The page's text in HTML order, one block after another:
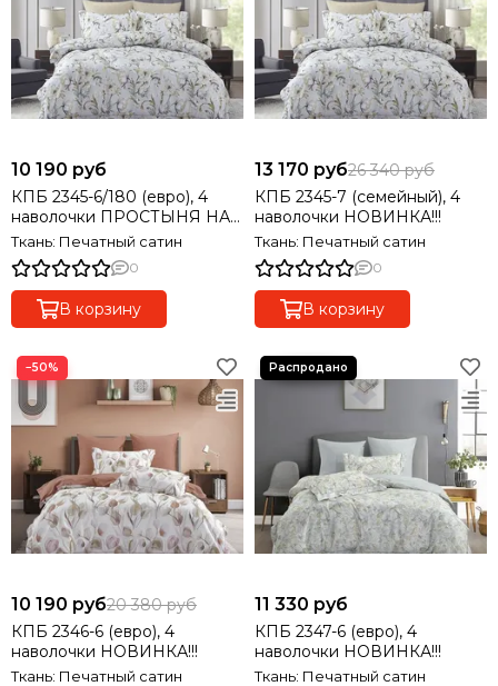
10 190 руб
КПБ 2345-6/180 (евро), 4
наволочки ПРОСТЫНЯ НА
РЕЗИНКЕ! НОВИНКА!!!
Ткань: Печатный сатин
0
В корзину
13 170 руб26 340 руб
КПБ 2345-7 (семейный), 4
наволочки НОВИНКА!!!
Ткань: Печатный сатин
0
В корзину
−50%
10 190 руб20 380 руб
КПБ 2346-6 (евро), 4
наволочки НОВИНКА!!!
Ткань: Печатный сатин
11 330 руб
КПБ 2347-6 (евро), 4
наволочки НОВИНКА!!!
Ткань: Печатный сатин